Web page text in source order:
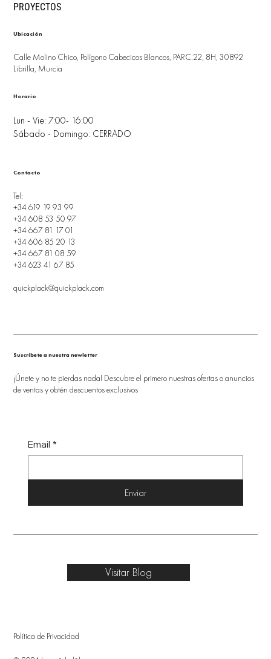
PROYECTOS
Ubicación
Calle Molino Chico, Polígono Cabecicos Blancos, PARC.22, 8H, 30892
Librilla, Murcia
Lun - Vie: 7:00- 16:00
Sábado - Domingo: CERRADO
Horario
Tel:
+34 619 19 93 99
+34 608 53 50 97
+34 667 81 17 01
+34 606 85 20 13
+34 667 81 08 59
+34 623 41 67 85
quickplack@quickplack.com
Contacto
Suscríbete a nuestra newletter
¡Únete y no te pierdas nada! Descubre el primero nuestras ofertas o anuncios
de ventas y obtén descuentos exclusivos
Email *
Enviar
Política de Privacidad
Visitar Blog